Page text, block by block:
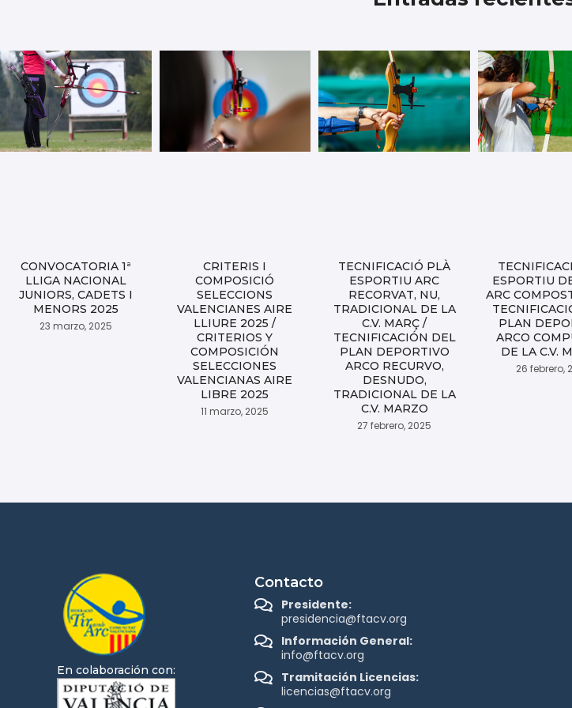
CONVOCATORIA 1ª
LLIGA NACIONAL
JUNIORS, CADETS I
MENORS 2025
23 marzo, 2025
CRITERIS I
COMPOSICIÓ
SELECCIONS
VALENCIANES AIRE
LLIURE 2025 /
CRITERIOS Y
COMPOSICIÓN
SELECCIONES
VALENCIANAS AIRE
LIBRE 2025
11 marzo, 2025
TECNIFICACIÓ PLÀ
ESPORTIU ARC
RECORVAT, NU,
TRADICIONAL DE LA
C.V. MARÇ /
TECNIFICACIÓN DEL
PLAN DEPORTIVO
ARCO RECURVO,
DESNUDO,
TRADICIONAL DE LA
C.V. MARZO
27 febrero, 2025
ESPORTIU
ARC
PLAN
ARCO
DE LA C.V.
26 febrero,
En colaboración con:
Contacto
Presidente:
presidencia@ftacv.org
Información General:
info@ftacv.org
Tramitación Licencias:
licencias@ftacv.org